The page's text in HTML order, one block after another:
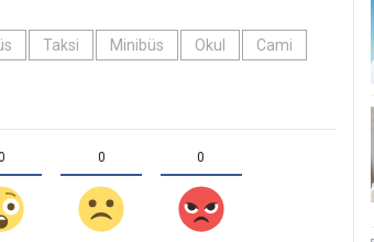
Taksi Minibüs Okul Cami
0 0